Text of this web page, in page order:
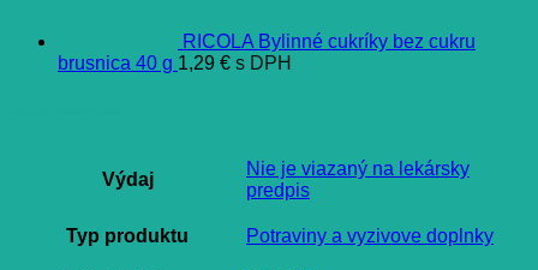
RICOLA Bylinné cukríky bez cukru
brusnica 40 g 1,29 € s DPH
Výdaj
Nie je viazaný na lekársky
predpis
Typ produktu Potraviny a vyzivove doplnky